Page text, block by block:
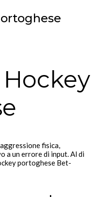
fisica,
a un errore di input. Al di
portoghese Bet-